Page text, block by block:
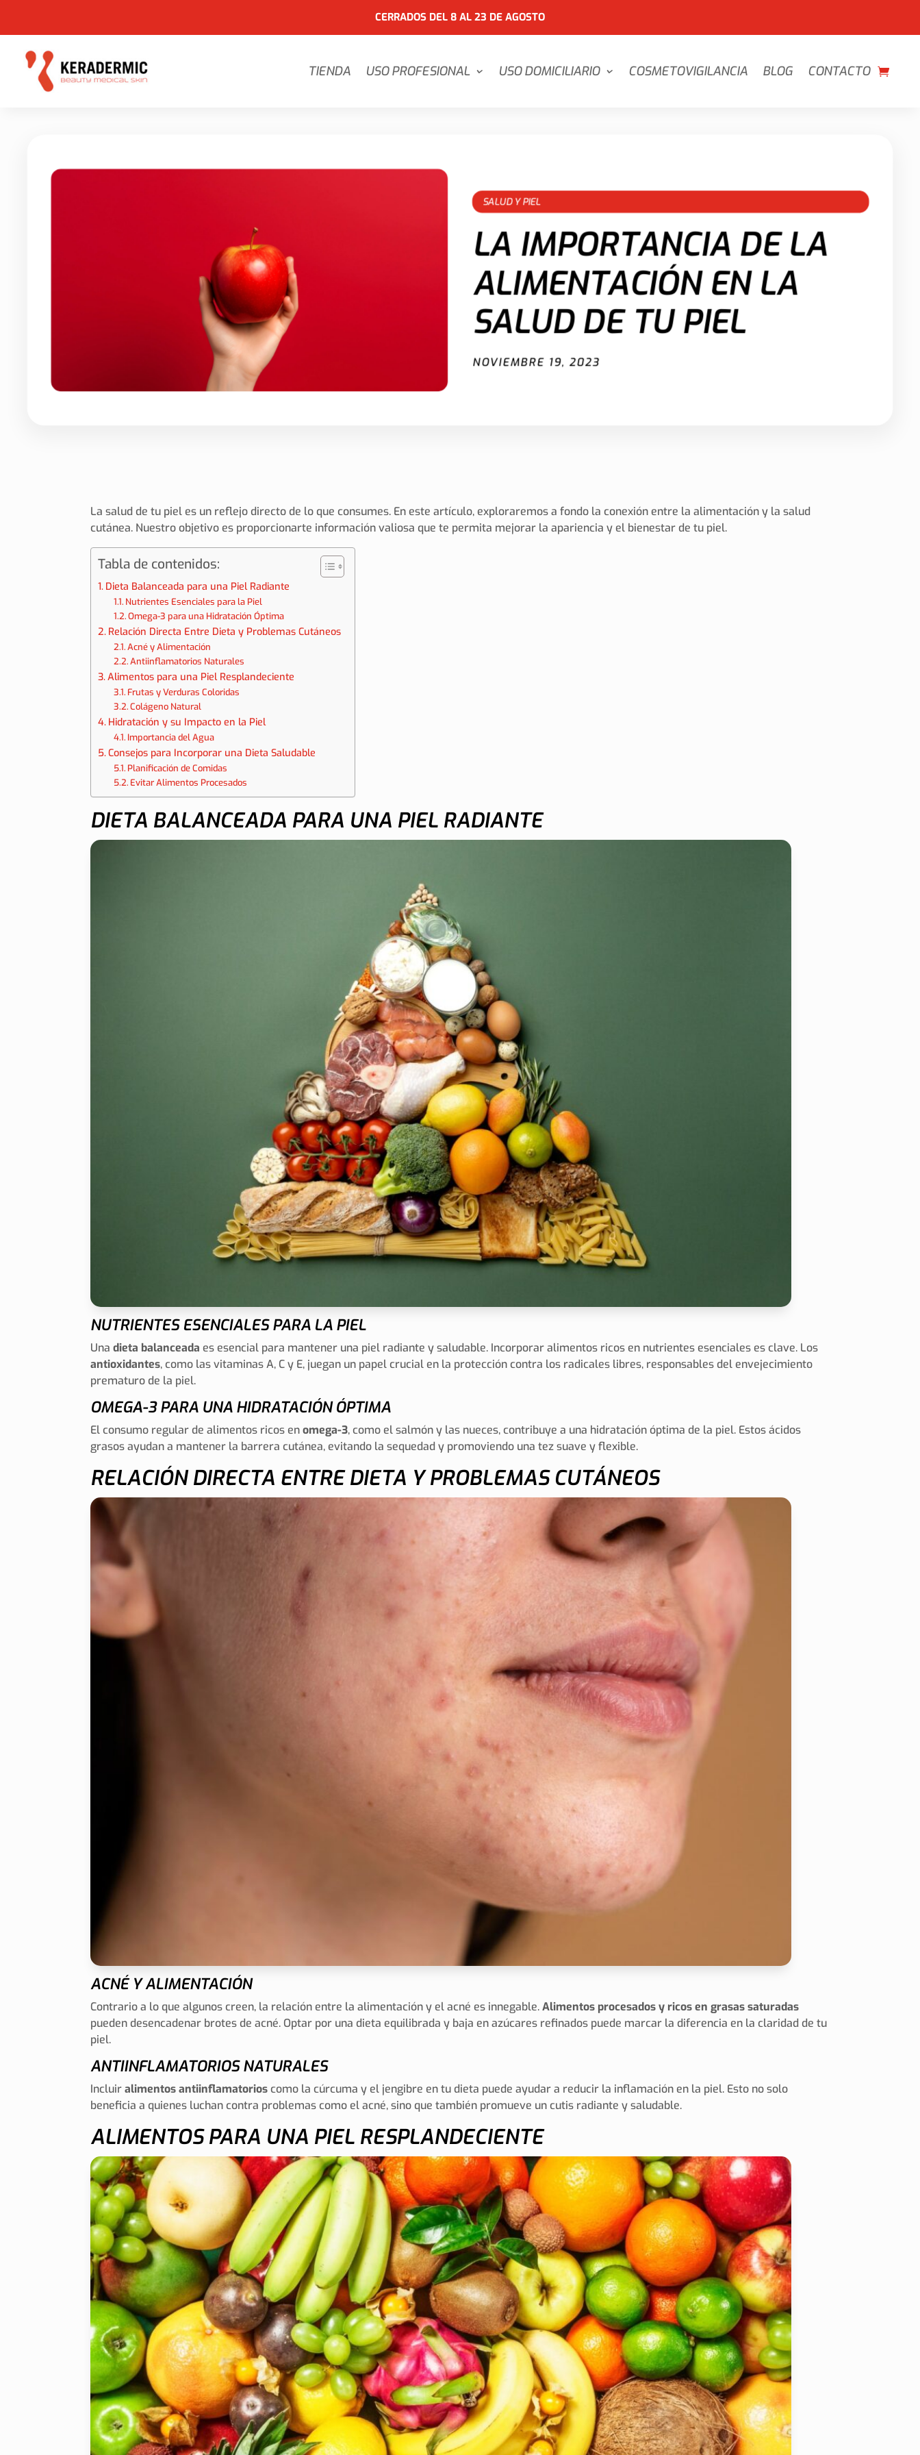
CERRADOS DEL 8 AL 23 DE AGOSTO
TIENDA USO PROFESIONAL USO DOMICILIARIO COSMETOVIGILANCIA BLOG CONTACTO
SALUD Y PIEL
LA IMPORTANCIA DE LA
ALIMENTACIÓN EN LA
SALUD DE TU PIEL
NOVIEMBRE 19, 2023
La salud de tu piel es un reflejo directo de lo que consumes. En este artículo, exploraremos a fondo la conexión entre la alimentación y la salud
cutánea. Nuestro objetivo es proporcionarte información valiosa que te permita mejorar la apariencia y el bienestar de tu piel.
Tabla de contenidos:
Dieta Balanceada para una Piel Radiante
Nutrientes Esenciales para la Piel
Omega-3 para una Hidratación Óptima
Relación Directa Entre Dieta y Problemas Cutáneos
Acné y Alimentación
Antiinflamatorios Naturales
Alimentos para una Piel Resplandeciente
Frutas y Verduras Coloridas
Colágeno Natural
Hidratación y su Impacto en la Piel
Importancia del Agua
Consejos para Incorporar una Dieta Saludable
Planificación de Comidas
Evitar Alimentos Procesados
DIETA BALANCEADA PARA UNA PIEL RADIANTE
NUTRIENTES ESENCIALES PARA LA PIEL
Una dieta balanceada es esencial para mantener una piel radiante y saludable. Incorporar alimentos ricos en nutrientes esenciales es clave. Los
antioxidantes, como las vitaminas A, C y E, juegan un papel crucial en la protección contra los radicales libres, responsables del envejecimiento
prematuro de la piel.
OMEGA-3 PARA UNA HIDRATACIÓN ÓPTIMA
El consumo regular de alimentos ricos enomega-3, como el salmón y las nueces, contribuye a una hidratación óptima de la piel. Estos ácidos
grasos ayudan a mantener la barrera cutánea, evitando la sequedad y promoviendo una tez suave y flexible.
RELACIÓN DIRECTA ENTRE DIETA Y PROBLEMAS CUTÁNEOS
ACNÉ Y ALIMENTACIÓN
Contrario a lo que algunos creen, la relación entre la alimentación y el acné es innegable.Alimentos procesados y ricos en grasas saturadas
pueden desencadenar brotes de acné. Optar por una dieta equilibrada y baja en azúcares refinados puede marcar la diferencia en la claridad de tu
piel.
ANTIINFLAMATORIOS NATURALES
Incluiralimentos antiinflamatorioscomo la cúrcuma y el jengibre en tu dieta puede ayudar a reducir la inflamación en la piel. Esto no solo
beneficia a quienes luchan contra problemas como el acné, sino que también promueve un cutis radiante y saludable.
ALIMENTOS PARA UNA PIEL RESPLANDECIENTE